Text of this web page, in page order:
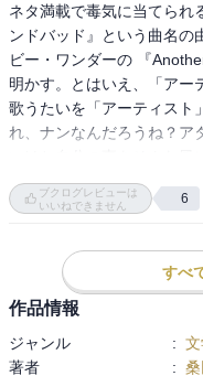
ネタ満載で毒気に当てられ
ンドバッド』という曲名の
ビー・ワンダーの 『
明かす。とはいえ、「アー
歌うたいを「アーティスト
れ、ナンなんだろうね？ア
に語られるエンタメや芸人
い。行き着くところ「権威
の辛辣な意見も興味深かっ
度聴いてみたくなる本でし
ブクログレビューは
いいねできません
6
すべ
作品情報
ジャンル :
著者
: